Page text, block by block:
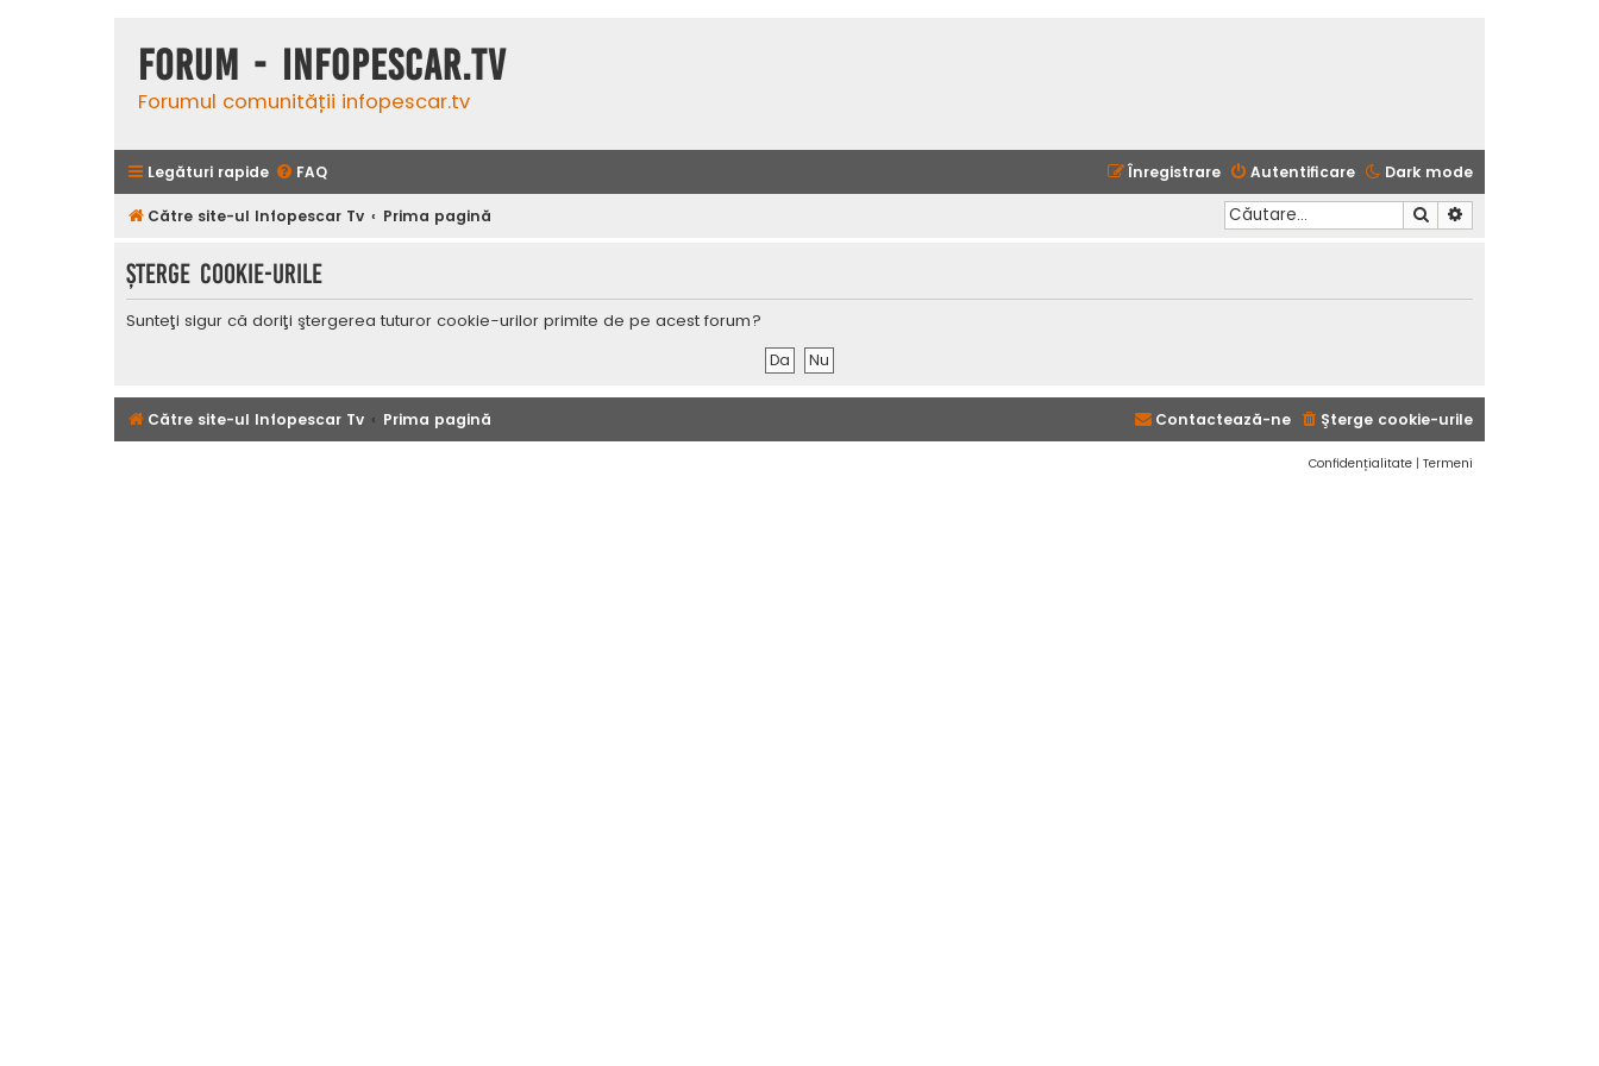
Forum - InfoPescar.Tv
Forumul comunității infopescar.tv
Legături rapide Dark mode
FAQ Autentificare
Înregistrare
Către site-ul Infopescar Tv Prima pagină Căutare
Şterge cookie-urile
Sunteţi sigur că doriţi ştergerea tuturor cookie-urilor primite de pe acest forum?
Către site-ul Infopescar Tv Prima pagină Şterge cookie-urile
Contactează-ne
Confidențialitate | Termeni